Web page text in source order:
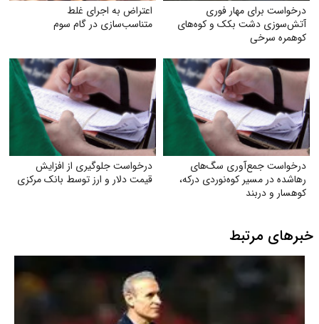
درخواست برای مهار فوری
آتش‌سوزی دشت بکک و کوه‌های
کوهمره‌ سرخی
اعتراض به اجرای غلط
متناسب‌سازی در گام سوم
درخواست جمع‌آوری سگ‌های
رهاشده در مسیر کوه‌نوردی درکه،
کوهسار و دربند
درخواست جلوگیری از افزایش
قیمت دلار و ارز توسط بانک مرکزی
خبرهای مرتبط